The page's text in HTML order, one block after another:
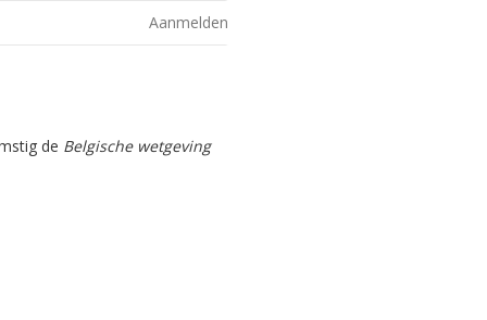
Aanmelden
de Belgische wetgeving